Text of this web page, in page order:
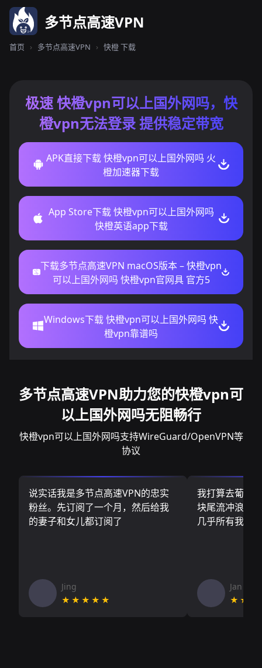
多节点高速VPN
首页 › 多节点高速VPN › 快橙 下载
极速 快橙vpn可以上国外网吗，快
橙vpn无法登录 提供稳定带宽
APK直接下载 快橙vpn可以上国外网吗 火
橙加速器下载
App Store下载 快橙vpn可以上国外网吗
快橙英语app下载
下载多节点高速VPN macOS版本 – 快橙vpn
可以上国外网吗 快橙vpn官网具 官方5
Windows下载 快橙vpn可以上国外网吗 快
橙vpn靠谱吗
多节点高速VPN助力您的快橙vpn可
以上国外网吗无阻畅行
快橙vpn可以上国外网吗支持WireGuard/OpenVPN等
协议
说实话我是多节点高速VPN的忠实
粉丝。先订阅了一个月，然后给我
的妻子和女儿都订阅了
Jing
★★★★★
我打算去葡萄
块尾流冲浪板
几乎所有我需
Jan V